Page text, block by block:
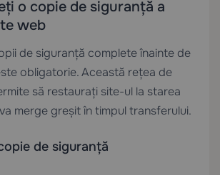
o copie de siguranță a
web
de siguranță complete înainte de
obligatorie. Această rețea de
să restaurați site-ul la starea
merge greșit în timpul transferului.
de siguranță